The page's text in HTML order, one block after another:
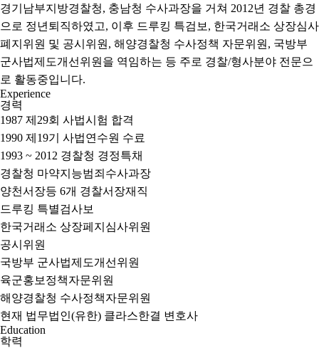
경기남부지방경찰청, 충남청 수사과장을 거쳐 2012년 경찰 총경
으로 정년퇴직하였고, 이후 드루킹 특검보, 한국거래소 상장심사
폐지위원 및 공시위원, 해양경찰청 수사정책 자문위원, 국방부
군사법제도개선위원을 역임하는 등 주로 경찰/형사분야 전문으
로 활동중입니다.
Experience
경력
1987 제29회 사법시험 합격
1990 제19기 사법연수원 수료
1993 ~ 2012 경찰청 경정특채
경찰청 마약지능범죄수사과장
양천서장등 6개 경찰서장재직
드루킹 특별검사보
한국거래소 상장페지심사위원
공시위원
국방부 군사법제도개선위원
육군홍보정책자문위원
해양경찰청 수사정책자문위원
현재 법무법인(유한) 클라스한결 변호사
Education
학력